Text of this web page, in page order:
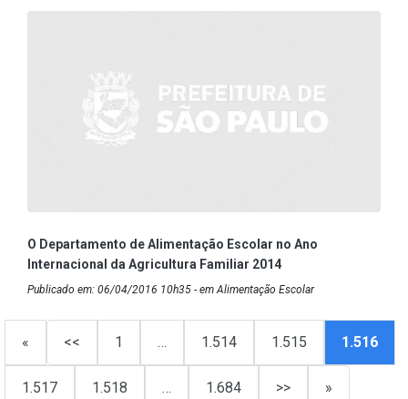
O Departamento de Alimentação Escolar no Ano
Internacional da Agricultura Familiar 2014
Publicado em: 06/04/2016 10h35 - em Alimentação Escolar
« << 1 … 1.514 1.515 1.516
1.517 1.518 … 1.684 >> »